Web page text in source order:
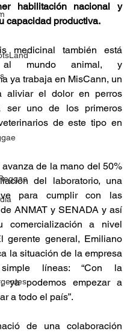
habilitación nacional y
capacidad productiva.
medicinal también está
al mundo animal, y
ya trabaja en MisCann, un
aliviar el dolor en perros
ser uno de los primeros
de este tipo en
de la mano del 50%
del laboratorio, una
para cumplir con las
ANMAT y SENADA y así
comercialización a nivel
gerente general, Emiliano
la situación de la empresa
líneas: “Con la
ya podemos empezar a
a todo el país”.
de una colaboración